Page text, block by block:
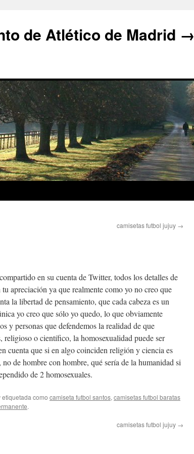
de Atlético de Madrid →
camisetas futbol jujuy →
en su cuenta de Twitter, todos los detalles de
apreciación ya que realmente como yo no creo que
la libertad de pensamiento, que cada cabeza es un
yo creo que sólo yo quedo, lo que obviamente
y personas que defendemos la realidad de que
religioso o científico, la homosexualidad puede ser
cuenta que si en algo coinciden religión y ciencia es
de hombre con hombre, qué sería de la humanidad si
de 2 homosexuales.
etiquetada como camiseta futbol santos, camisetas futbol baratas
.
camisetas futbol jujuy →